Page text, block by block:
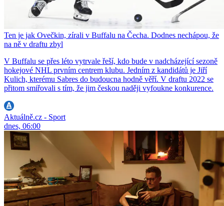
Ten je jak Ovečkin, zírali v Buffalu na Čecha. Dodnes nechápou, že
na ně v draftu zbyl
V Buffalu se přes léto vytrvale řeší, kdo bude v nadcházející sezoně
hokejové NHL prvním centrem klubu. Jedním z kandidátů je Jiří
Kulich, kterému Sabres do budoucna hodně věří. V draftu 2022 se
přitom smiřovali s tím, že jim českou naději vyfoukne konkurence.
Aktuálně.cz - Sport
dnes, 06:00